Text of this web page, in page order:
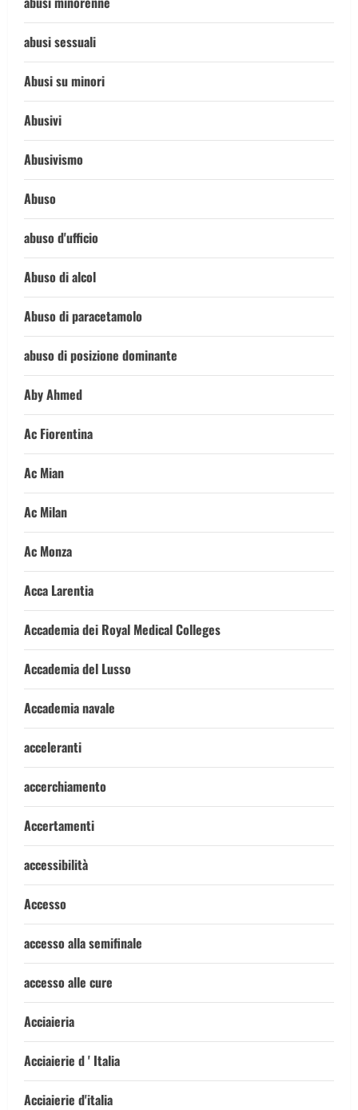
abusi sessuali
Abusi su minori
Abusivi
Abusivismo
Abuso
abuso d'ufficio
Abuso di alcol
Abuso di paracetamolo
abuso di posizione dominante
Aby Ahmed
Ac Fiorentina
Ac Mian
Ac Milan
Ac Monza
Acca Larentia
Accademia dei Royal Medical Colleges
Accademia del Lusso
Accademia navale
acceleranti
accerchiamento
Accertamenti
accessibilità
Accesso
accesso alla semifinale
accesso alle cure
Acciaieria
Acciaierie d ' Italia
Acciaierie d'italia